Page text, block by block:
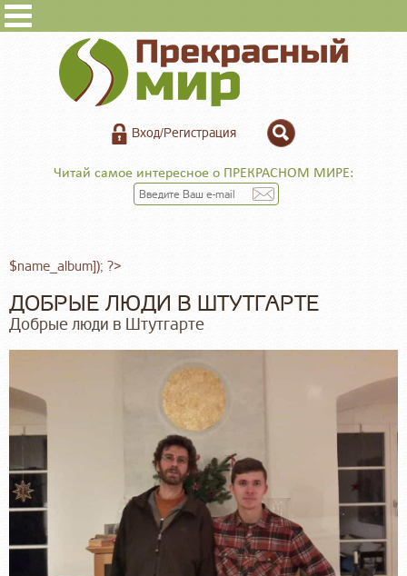
Вход/Регистрация
Читай самое интересное о ПРЕКРАСНОМ МИРЕ:
$name_album]); ?>
ДОБРЫЕ ЛЮДИ В ШТУТГАРТЕ
Добрые люди в Штутгарте